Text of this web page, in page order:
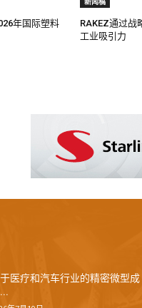
年国际塑料
RAKEZ通过战
工业吸引力
医疗和汽车行业的精密微型成